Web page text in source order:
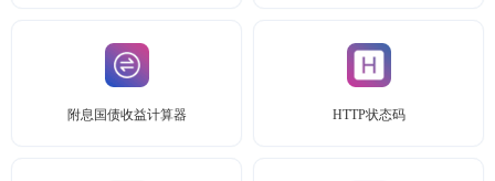
附息国债收益计算器 HTTP状态码